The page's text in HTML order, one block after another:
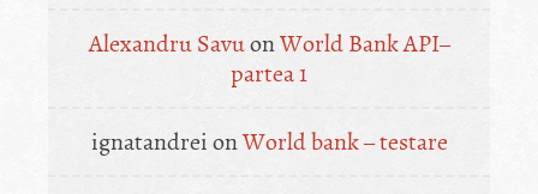
Alexandru SavuonWorld Bank API–
partea 1
ignatandrei onWorld bank – testare